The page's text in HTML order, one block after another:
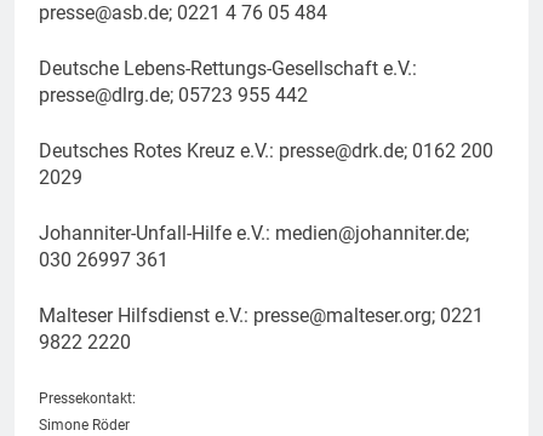
presse@asb.de; 0221 4 76 05 484
Deutsche Lebens-Rettungs-Gesellschaft e.V.:
presse@dlrg.de; 05723 955 442
Deutsches Rotes Kreuz e.V.: presse@drk.de; 0162 200
2029
Johanniter-Unfall-Hilfe e.V.: medien@johanniter.de;
030 26997 361
Malteser Hilfsdienst e.V.: presse@malteser.org; 0221
9822 2220
Pressekontakt:
Simone Röder